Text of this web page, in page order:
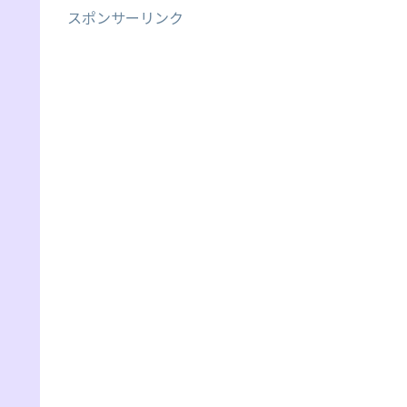
スポンサーリンク